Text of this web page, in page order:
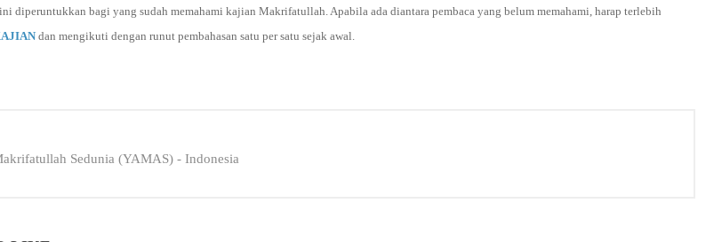
diperuntukkan bagi yang sudah memahami kajian Makrifatullah. Apabila ada diantara pembaca yang belum memahami, harap terlebih
dan mengikuti dengan runut pembahasan satu per satu sejak awal.
Sedunia (YAMAS) - Indonesia